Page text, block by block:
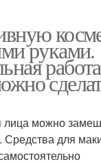
руками.
лица можно
Средства для